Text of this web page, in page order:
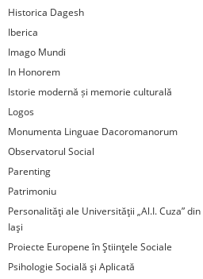
Historica Dagesh
Iberica
Imago Mundi
In Honorem
Istorie modernă și memorie culturală
Logos
Monumenta Linguae Dacoromanorum
Observatorul Social
Parenting
Patrimoniu
Personalităţi ale Universităţii „Al.I. Cuza” din
Iaşi
Proiecte Europene în Ştiinţele Sociale
Psihologie Socială şi Aplicată